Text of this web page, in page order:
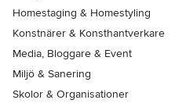
Homestaging & Homestyling
Konstnärer & Konsthantverkare
Media, Bloggare & Event
Miljö & Sanering
Skolor & Organisationer